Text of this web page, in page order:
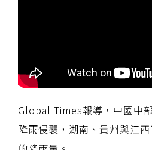
Global Times報導，中國中
降雨侵襲，湖南、貴州與江